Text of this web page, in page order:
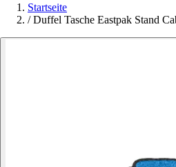
Startseite
/ Duffel Tasche Eastpak Stand